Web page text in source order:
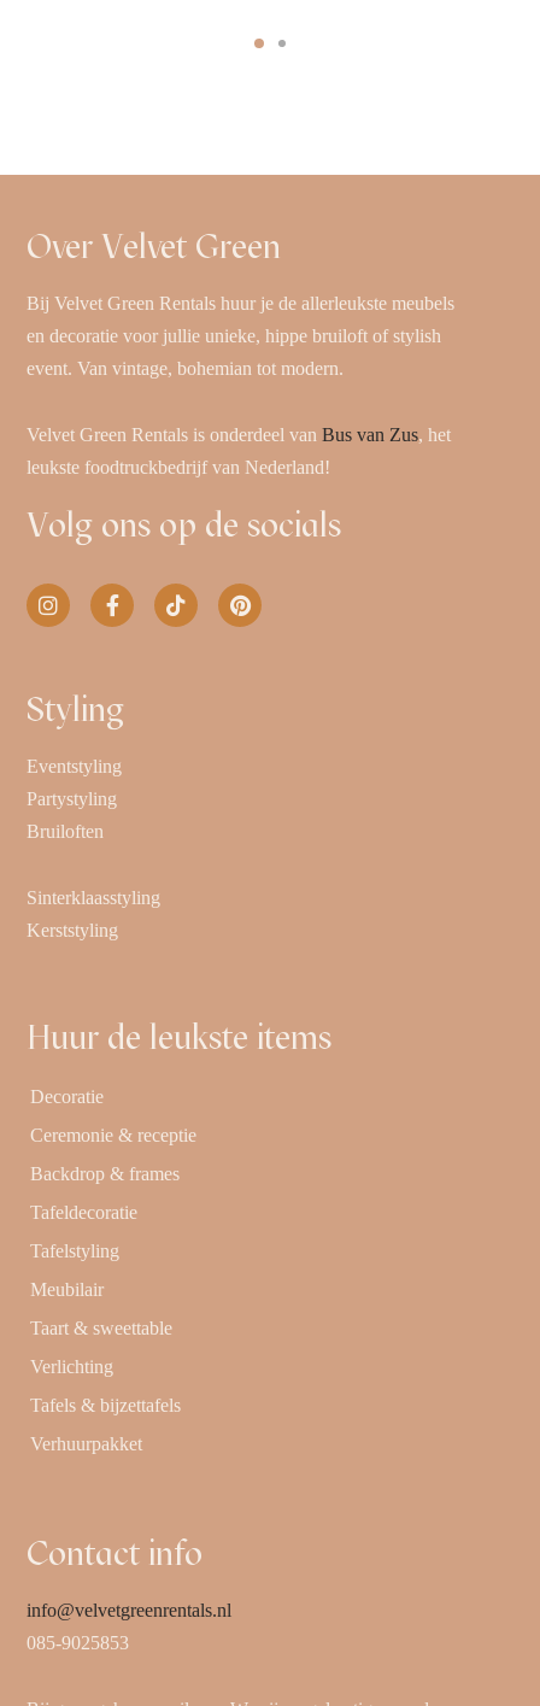
Over Velvet Green
Bij Velvet Green Rentals huur je de allerleukste meubels
en decoratie voor jullie unieke, hippe bruiloft of stylish
event. Van vintage, bohemian tot modern.
Velvet Green Rentals is onderdeel vanBus van Zus, het
leukste foodtruckbedrijf van Nederland!
Volg ons op de socials
Styling
Eventstyling
Partystyling
Bruiloften
Sinterklaasstyling
Kerststyling
Huur de leukste items
Decoratie
Ceremonie & receptie
Backdrop & frames
Tafeldecoratie
Tafelstyling
Meubilair
Taart & sweettable
Verlichting
Tafels & bijzettafels
Verhuurpakket
Contact info
info@velvetgreenrentals.nl
085-9025853